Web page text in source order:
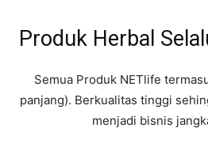
Produk Herbal
Semua Produk NETlife
panjang). Berkualitas tinggi
menjadi bisnis